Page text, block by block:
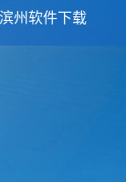
滨州软件下载